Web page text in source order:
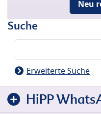
Neu
Suche
Erweiterte Suche
HiPP